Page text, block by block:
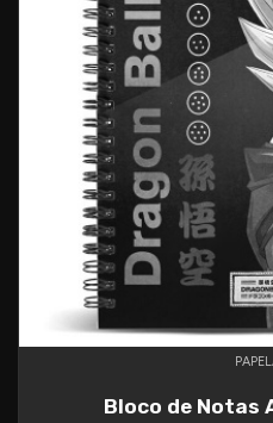
Bloco de Notas